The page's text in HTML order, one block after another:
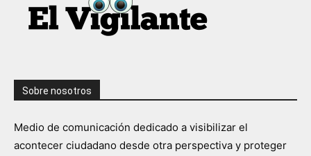
Sobre nosotros
Medio de comunicación dedicado a visibilizar el
acontecer ciudadano desde otra perspectiva y proteger